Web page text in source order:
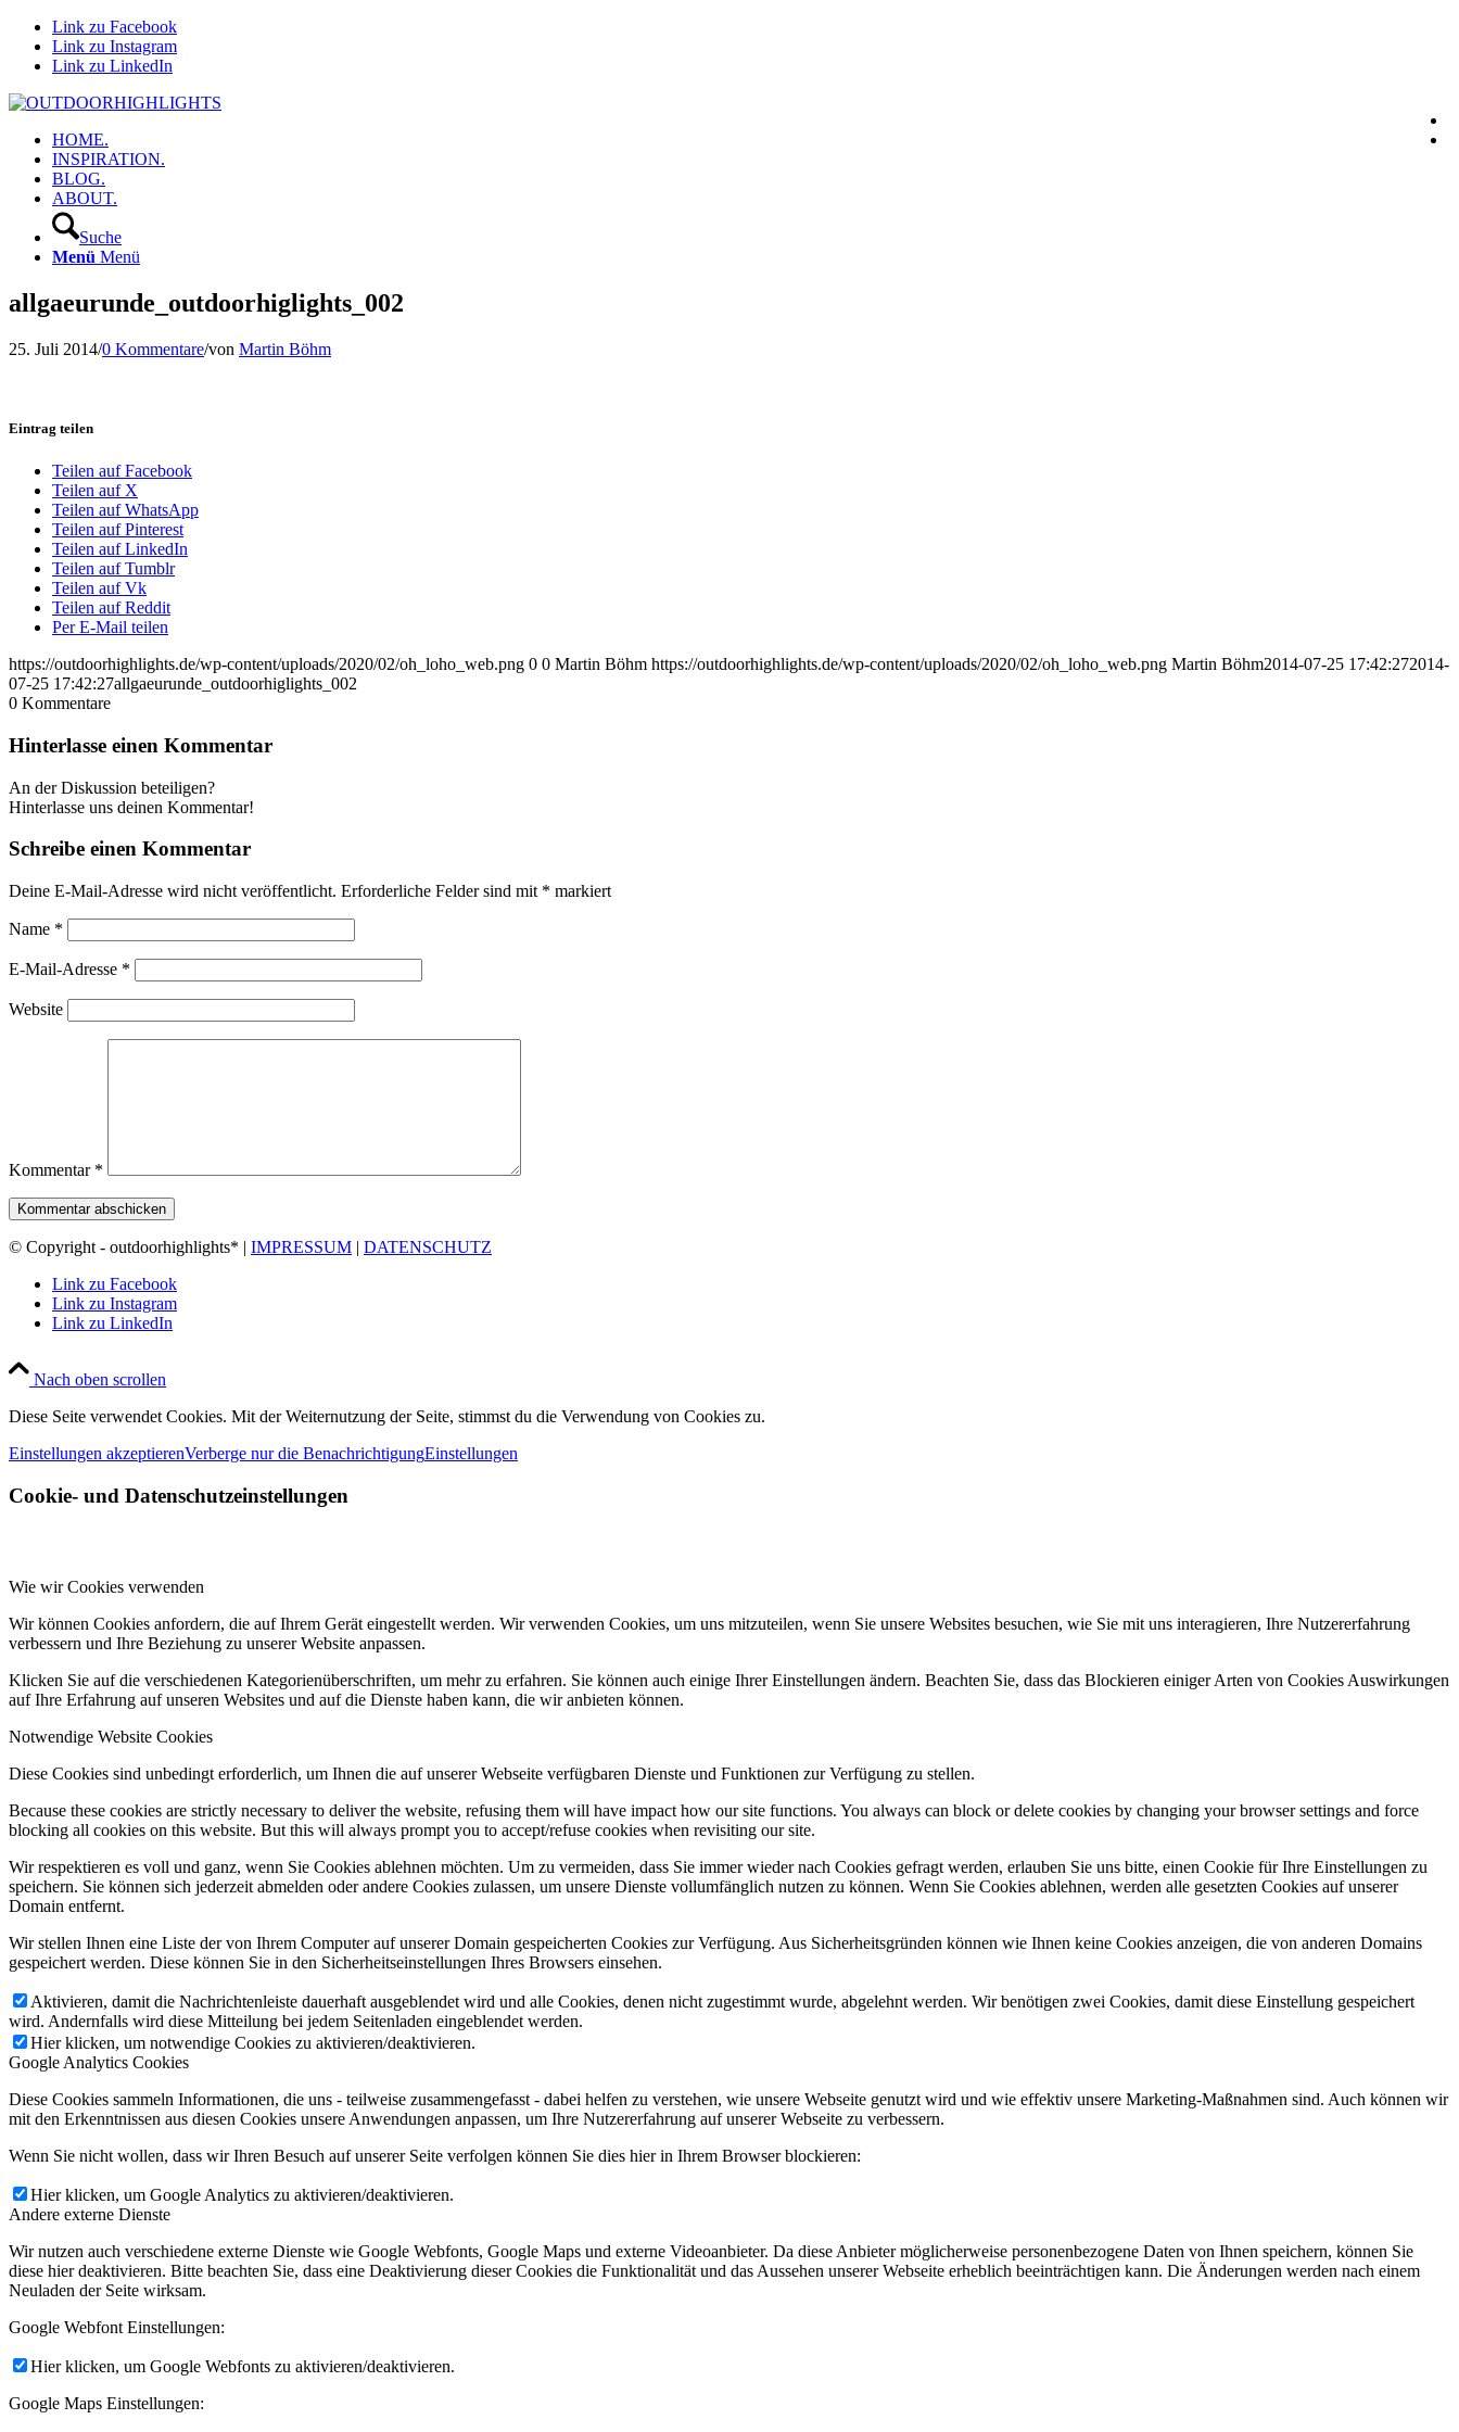
Link zu Facebook
Link zu Instagram
Link zu LinkedIn
HOME.
INSPIRATION.
BLOG.
ABOUT.
Suche
Menü Menü
allgaeurunde_outdoorhiglights_002
25. Juli 2014/0 Kommentare/von Martin Böhm
Eintrag teilen
Teilen auf Facebook
Teilen auf X
Teilen auf WhatsApp
Teilen auf Pinterest
Teilen auf LinkedIn
Teilen auf Tumblr
Teilen auf Vk
Teilen auf Reddit
Per E-Mail teilen
https://outdoorhighlights.de/wp-content/uploads/2020/02/oh_loho_web.png 0 0 Martin Böhm https://outdoorhighlights.de/wp-content/uploads/2020/02/oh_loho_web.png Martin Böhm2014-07-25 17:42:272014-
07-25 17:42:27allgaeurunde_outdoorhiglights_002
0 Kommentare
Hinterlasse einen Kommentar
An der Diskussion beteiligen?
Hinterlasse uns deinen Kommentar!
Schreibe einen Kommentar
Deine E-Mail-Adresse wird nicht veröffentlicht. Erforderliche Felder sind mit * markiert
Name *
E-Mail-Adresse *
Website
Kommentar *
© Copyright - outdoorhighlights* | IMPRESSUM | DATENSCHUTZ
Link zu Facebook
Link zu Instagram
Link zu LinkedIn
Nach oben scrollen
Diese Seite verwendet Cookies. Mit der Weiternutzung der Seite, stimmst du die Verwendung von Cookies zu.
Einstellungen akzeptierenVerberge nur die BenachrichtigungEinstellungen
Cookie- und Datenschutzeinstellungen
Wie wir Cookies verwenden
Wir können Cookies anfordern, die auf Ihrem Gerät eingestellt werden. Wir verwenden Cookies, um uns mitzuteilen, wenn Sie unsere Websites besuchen, wie Sie mit uns interagieren, Ihre Nutzererfahrung
verbessern und Ihre Beziehung zu unserer Website anpassen.
Klicken Sie auf die verschiedenen Kategorienüberschriften, um mehr zu erfahren. Sie können auch einige Ihrer Einstellungen ändern. Beachten Sie, dass das Blockieren einiger Arten von Cookies Auswirkungen
auf Ihre Erfahrung auf unseren Websites und auf die Dienste haben kann, die wir anbieten können.
Notwendige Website Cookies
Diese Cookies sind unbedingt erforderlich, um Ihnen die auf unserer Webseite verfügbaren Dienste und Funktionen zur Verfügung zu stellen.
Because these cookies are strictly necessary to deliver the website, refusing them will have impact how our site functions. You always can block or delete cookies by changing your browser settings and force
blocking all cookies on this website. But this will always prompt you to accept/refuse cookies when revisiting our site.
Wir respektieren es voll und ganz, wenn Sie Cookies ablehnen möchten. Um zu vermeiden, dass Sie immer wieder nach Cookies gefragt werden, erlauben Sie uns bitte, einen Cookie für Ihre Einstellungen zu
speichern. Sie können sich jederzeit abmelden oder andere Cookies zulassen, um unsere Dienste vollumfänglich nutzen zu können. Wenn Sie Cookies ablehnen, werden alle gesetzten Cookies auf unserer
Domain entfernt.
Wir stellen Ihnen eine Liste der von Ihrem Computer auf unserer Domain gespeicherten Cookies zur Verfügung. Aus Sicherheitsgründen können wie Ihnen keine Cookies anzeigen, die von anderen Domains
gespeichert werden. Diese können Sie in den Sicherheitseinstellungen Ihres Browsers einsehen.
Aktivieren, damit die Nachrichtenleiste dauerhaft ausgeblendet wird und alle Cookies, denen nicht zugestimmt wurde, abgelehnt werden. Wir benötigen zwei Cookies, damit diese Einstellung gespeichert
wird. Andernfalls wird diese Mitteilung bei jedem Seitenladen eingeblendet werden.
Hier klicken, um notwendige Cookies zu aktivieren/deaktivieren.
Google Analytics Cookies
Diese Cookies sammeln Informationen, die uns - teilweise zusammengefasst - dabei helfen zu verstehen, wie unsere Webseite genutzt wird und wie effektiv unsere Marketing-Maßnahmen sind. Auch können wir
mit den Erkenntnissen aus diesen Cookies unsere Anwendungen anpassen, um Ihre Nutzererfahrung auf unserer Webseite zu verbessern.
Wenn Sie nicht wollen, dass wir Ihren Besuch auf unserer Seite verfolgen können Sie dies hier in Ihrem Browser blockieren:
Hier klicken, um Google Analytics zu aktivieren/deaktivieren.
Andere externe Dienste
Wir nutzen auch verschiedene externe Dienste wie Google Webfonts, Google Maps und externe Videoanbieter. Da diese Anbieter möglicherweise personenbezogene Daten von Ihnen speichern, können Sie
diese hier deaktivieren. Bitte beachten Sie, dass eine Deaktivierung dieser Cookies die Funktionalität und das Aussehen unserer Webseite erheblich beeinträchtigen kann. Die Änderungen werden nach einem
Neuladen der Seite wirksam.
Google Webfont Einstellungen:
Hier klicken, um Google Webfonts zu aktivieren/deaktivieren.
Google Maps Einstellungen: